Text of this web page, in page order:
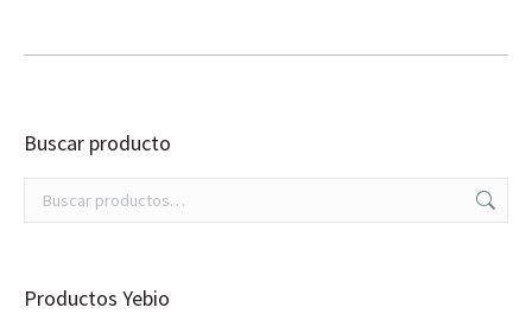
Buscar producto
Productos Yebio